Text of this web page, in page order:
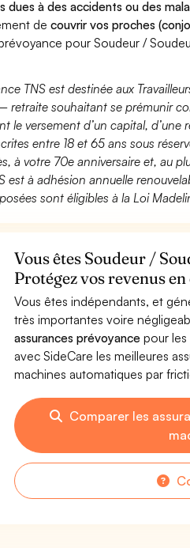
dues à des accidents ou des
decouvrir vos proches
pour Soudeur /
TNS est destinée aux
retraite souhaitant se prémunir
le versement d’un capital,
entre 18 et 65 ans sous
à votre 70e anniversaire et, au
est à adhésion annuelle
sont éligibles à la Loi
Vous êtes Soudeur /
Protégez vos revenus
Vous êtes indépendants, et
très importantes voire
assurances prévoyancepour les
avec SideCare les meilleures
machines automatiques par
Comparer les